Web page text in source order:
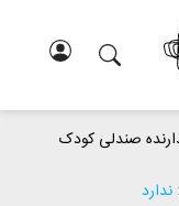
صندلی کودک
ندارد